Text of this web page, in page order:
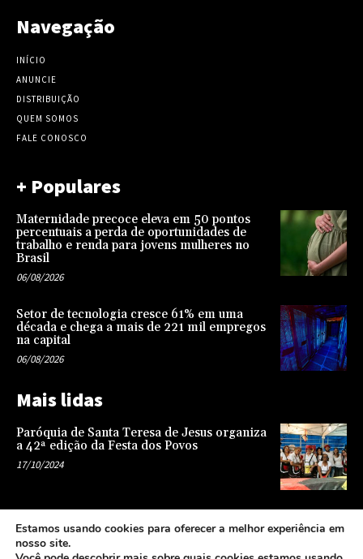
Navegação
INÍCIO
ANUNCIE
DISTRIBUIÇÃO
QUEM SOMOS
FALE CONOSCO
+ Populares
Maternidade precoce eleva em 50 pontos
percentuais a perda de oportunidades de
trabalho e renda para jovens mulheres no
Brasil
06/08/2026
Setor de tecnologia cresce 61% em uma
década e chega a mais de 221 mil empregos
na capital
06/08/2026
Mais lidas
Paróquia de Santa Teresa de Jesus organiza
a 42ª edição da Festa dos Povos
17/10/2024
Representatividade na infância: o papel da
escola na formação de uma sociedade mais
justa e equitativa
Estamos usando cookies para oferecer a melhor experiência em
nosso site.